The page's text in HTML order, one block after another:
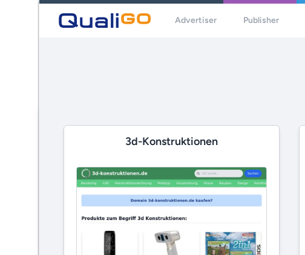
Advertiser Publisher
3d-Konstruktionen